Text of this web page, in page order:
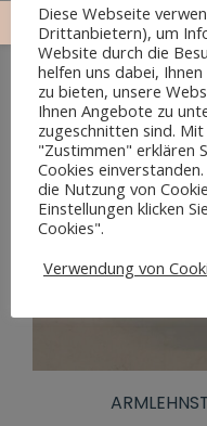
Diese Webseite
Drittanbietern), um
Website durch die
helfen uns dabei,
zu bieten, unsere
Ihnen Angebote zu
zugeschnitten sind.
"Zustimmen" erklären
Cookies
die Nutzung von
Einstellungen klicken
Cookies".
Verwendung von